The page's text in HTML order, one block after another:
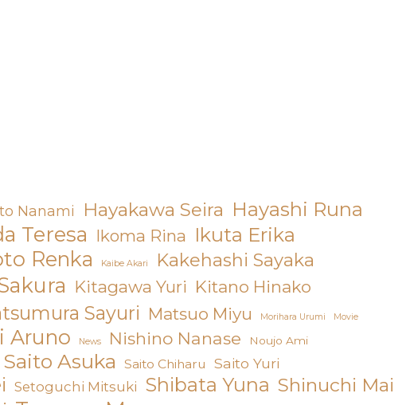
Nanami Hayakawa Seira Hayashi Runa
Teresa Ikoma Rina Ikuta Erika
Renka Kaibe Akari Kakehashi Sayaka
Kitagawa Yuri Kitano Hinako
Sayuri Matsuo Miyu Morihara Urumi Movie
Aruno News Nishino Nanase Noujo Ami
Saito Asuka Saito Chiharu Saito Yuri
Setoguchi Mitsuki Shibata Yuna Shinuchi Mai